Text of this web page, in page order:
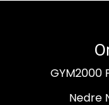
GYM2000
Nedre